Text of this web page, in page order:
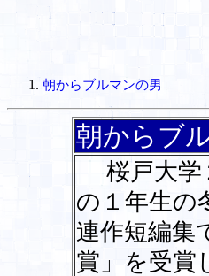
朝からブルマンの男
朝からブ
桜戸大学
の１年生の
連作短編集
賞」を受賞